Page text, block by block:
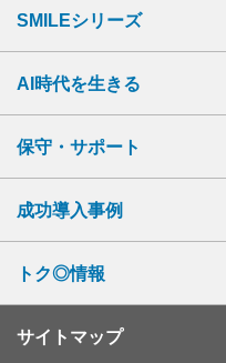
SMILEシリーズ
AI時代を生きる
保守・サポート
成功導入事例
トク◎情報
サイトマップ